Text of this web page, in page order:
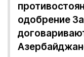
одобрение